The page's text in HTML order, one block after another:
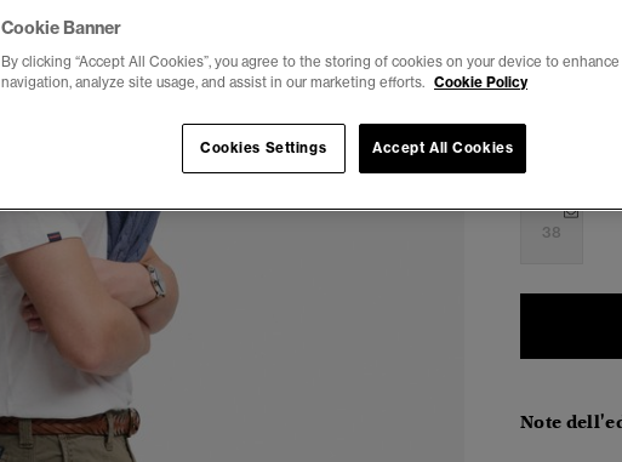
38
Note
Cookie Banner
By clicking “Accept All Cookies”, you agree to the storing of cookies on your device to
navigation, analyze site usage, and assist in our marketing efforts. Cookie Policy
Cookies Settings Accept All Cookies